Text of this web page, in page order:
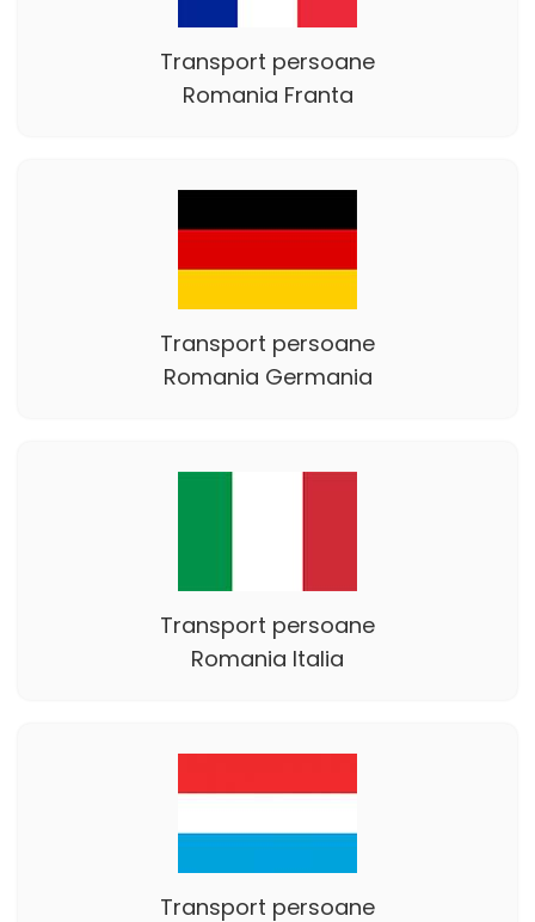
Transport persoane
Romania Franta
Transport persoane
Romania Germania
Transport persoane
Romania Italia
Transport persoane